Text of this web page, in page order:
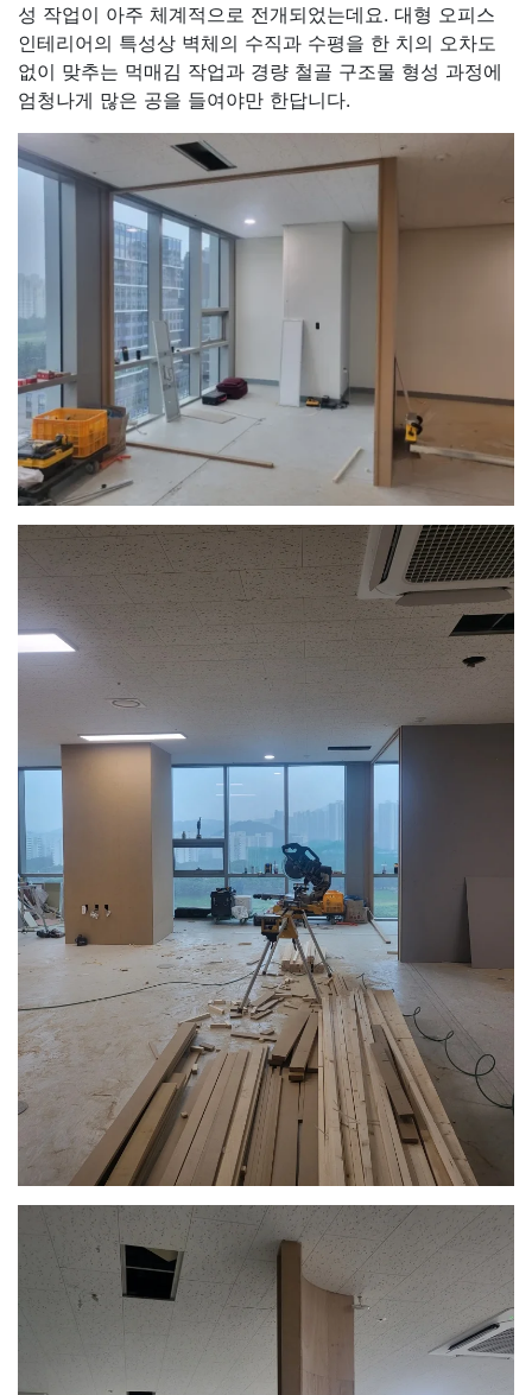
성 작업이 아주 체계적으로 전개되었는데요. 대형 오피스
인테리어의 특성상 벽체의 수직과 수평을 한 치의 오차도
없이 맞추는 먹매김 작업과 경량 철골 구조물 형성 과정에
엄청나게 많은 공을 들여야만 한답니다.